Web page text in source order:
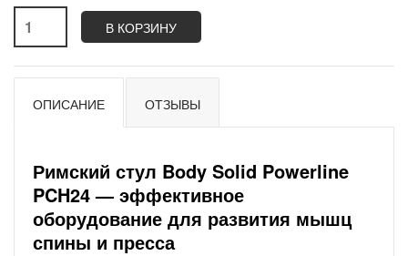
В КОРЗИНУ
ОПИСАНИЕ ОТЗЫВЫ
Римский стул Body Solid Powerline
PCH24 — эффективное
оборудование для развития мышц
спины и пресса